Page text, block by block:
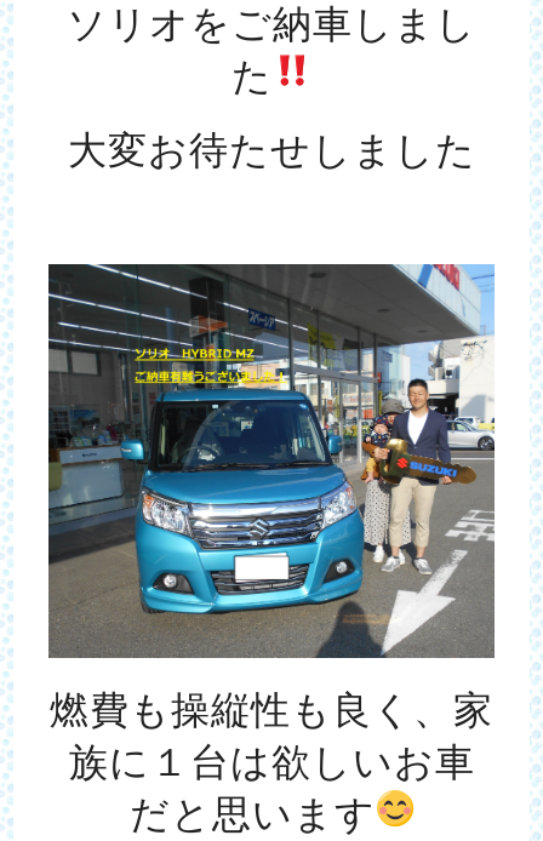
ソリオをご納車しまし
た
大変お待たせしました
燃費も操縦性も良く、家
族に１台は欲しいお車
だと思います